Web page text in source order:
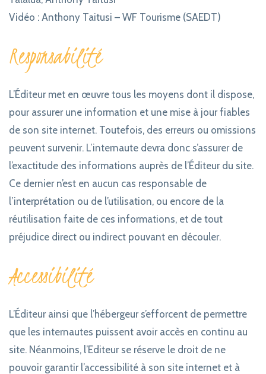
Vidéo : Anthony Taitusi – WF Tourisme (SAEDT)
Responsabilité
L’Éditeur met en œuvre tous les moyens dont il dispose,
pour assurer une information et une mise à jour fiables
de son site internet. Toutefois, des erreurs ou omissions
peuvent survenir. L’internaute devra donc s’assurer de
l’exactitude des informations auprès de l’Éditeur du site.
Ce dernier n’est en aucun cas responsable de
l’interprétation ou de l’utilisation, ou encore de la
réutilisation faite de ces informations, et de tout
préjudice direct ou indirect pouvant en découler.
Accessibilité
L’Éditeur ainsi que l’hébergeur s’efforcent de permettre
que les internautes puissent avoir accès en continu au
site. Néanmoins, l’Editeur se réserve le droit de ne
pouvoir garantir l’accessibilité à son site internet et à